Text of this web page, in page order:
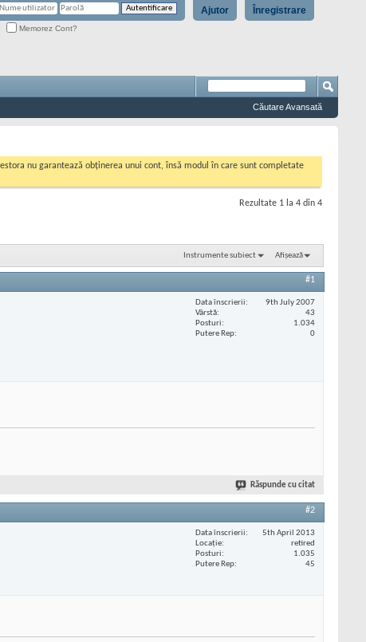
Înregistrare
Ajutor
Memorez Cont?
Căutare Avansată
nu garantează obținerea unui cont, însă modul în care sunt completate
Rezultate 1 la 4 din 4
Instrumente subiect Afișează
#1
Data înscrierii
9th July 2007
Vârstă
43
Posturi
1.034
Putere Rep
0
Răspunde cu citat
#2
Data înscrierii
5th April 2013
Locaţie
retired
Posturi
1.035
Putere Rep
45